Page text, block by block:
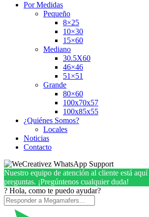
Por Medidas
Pequeño
8×25
10×30
15×60
Mediano
30.5X60
46×46
51×51
Grande
80×60
100x70x57
100x85x55
¿Quiénes Somos?
Locales
Noticias
Contacto
Nuestro equipo de atención al cliente está aquí
preguntas. ¡Pregúntenos cualquier duda!
? Hola, como te puedo ayudar?